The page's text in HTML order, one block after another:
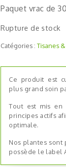
Paquet vrac de
Rupture de stock
Catégories :Tisanes
Ce produit est
plus grand soin
Tout est mis en
principes actifs
optimale.
Nos plantes
possède le label